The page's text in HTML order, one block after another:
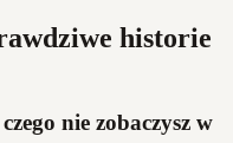
historie
nie zobaczysz w